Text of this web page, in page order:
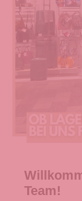
Team!